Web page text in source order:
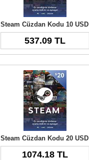
Steam Cüzdan Kodu 10 USD
537.09 TL
Steam Cüzdan Kodu 20 USD
1074.18 TL